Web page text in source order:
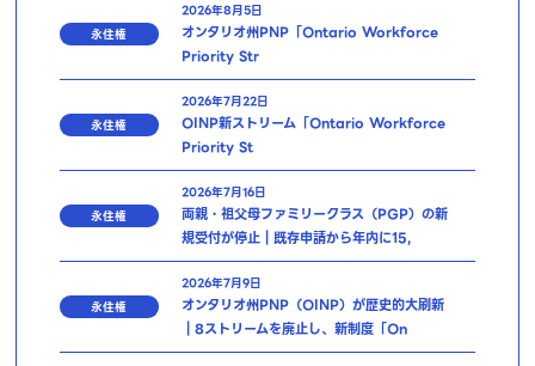
永住権
2026年8月5日
オンタリオ州PNP「Ontario Workforce
Priority Str
永住権
2026年7月22日
OINP新ストリーム「Ontario Workforce
Priority St
永住権
2026年7月16日
両親・祖父母ファミリークラス（PGP）の新
規受付が停止｜既存申請から年内に15,
永住権
2026年7月9日
オンタリオ州PNP（OINP）が歴史的大刷新
｜8ストリームを廃止し、新制度「On